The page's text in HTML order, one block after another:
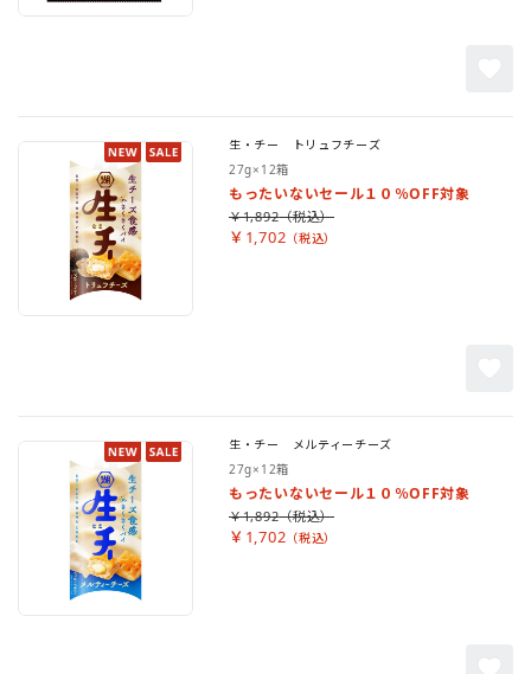
生・チー トリュフチーズ
27g×12箱
もったいないセール１０％OFF対象
￥1,702
￥1,892
生・チー メルティーチーズ
27g×12箱
もったいないセール１０％OFF対象
￥1,702
￥1,892